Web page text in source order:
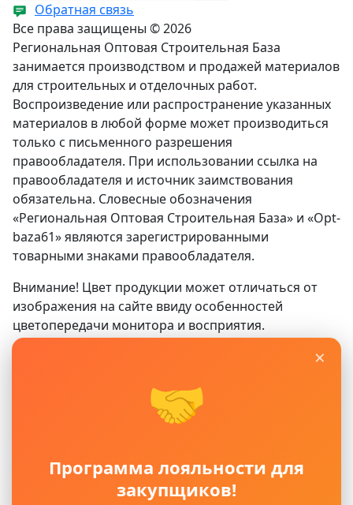
×
🤝
Программа лояльности для
закупщиков!
Обратная связь
Все права защищены © 2026
Региональная Оптовая Строительная База
занимается производством и продажей материалов
для строительных и отделочных работ.
Воспроизведение или распространение указанных
материалов в любой форме может производиться
только с письменного разрешения
правообладателя. При использовании ссылка на
правообладателя и источник заимствования
обязательна. Словесные обозначения
«Региональная Оптовая Строительная База» и «Opt-
baza61» являются зарегистрированными
товарными знаками правообладателя.
Внимание! Цвет продукции может отличаться от
изображения на сайте ввиду особенностей
цветопередачи монитора и восприятия.
не является публичной офертой, определяемой
положениями ГК РФ. Для получения подробной
офисы продаж.